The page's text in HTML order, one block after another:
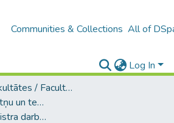
Communities & Collections All of
Log In
B4 – LU fakultātes / Faculties of the UL
A -- Eksakto zinātņu un tehnoloģiju fakultāte / Faculty of Science and Technology
Bakalaura un maģistra darbi (EZTF) / Bachelor's and Master's theses